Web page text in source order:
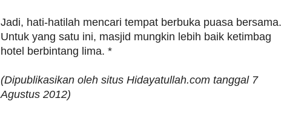
Jadi, hati-hatilah mencari tempat berbuka puasa bersama.
Untuk yang satu ini, masjid mungkin lebih baik ketimbag
hotel berbintang lima. *
(Dipublikasikan oleh situs Hidayatullah.com tanggal 7
Agustus 2012)